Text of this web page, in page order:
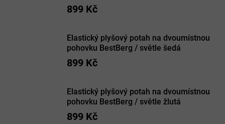
899 Kč
Elastický plyšový potah na dvoumístnou
pohovku BestBerg / světle šedá
899 Kč
Elastický plyšový potah na dvoumístnou
pohovku BestBerg / světle žlutá
899 Kč